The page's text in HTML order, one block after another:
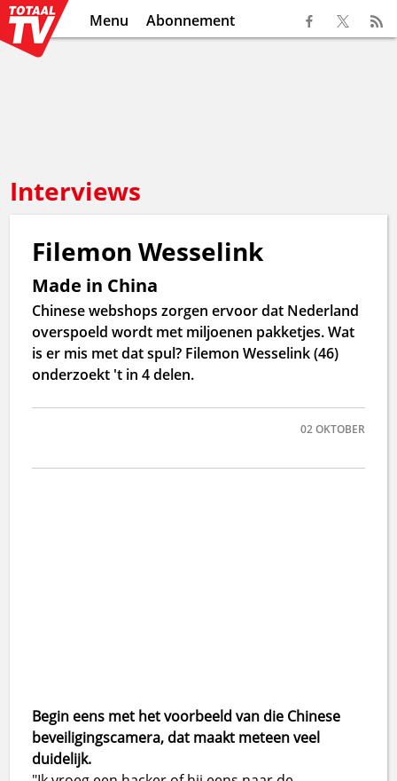
Menu Abonnement
Interviews
Filemon Wesselink
Made in China
Chinese webshops zorgen ervoor dat Nederland
overspoeld wordt met miljoenen pakketjes. Wat
is er mis met dat spul? Filemon Wesselink (46)
onderzoekt 't in 4 delen.
02OKTOBER
Begin eens met het voorbeeld van die Chinese
beveiligingscamera, dat maakt meteen veel
duidelijk.